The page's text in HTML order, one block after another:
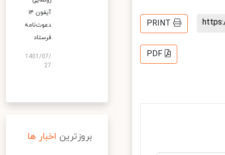
PRINT
PDF
آیفون ۱۴
دعوت‌نامه
فرستاد
1401/07/
27
بروزترین اخبار ها